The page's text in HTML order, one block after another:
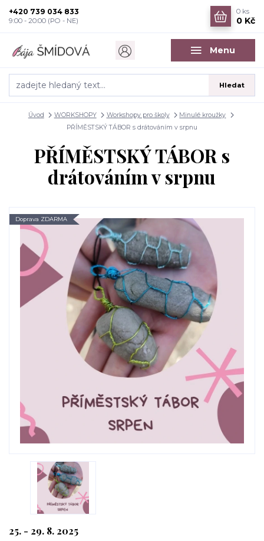
Menu
Hledat
+420 739 034 833
9:00 - 20:00 (PO - NE)
0 ks
0 Kč
Úvod WORKSHOPY Workshopy pro školy
Minulé kroužky
PŘÍMĚSTSKÝ TÁBOR s drátováním v srpnu
PŘÍMĚSTSKÝ TÁBOR s
drátováním v srpnu
Doprava ZDARMA
25. - 29. 8. 2025